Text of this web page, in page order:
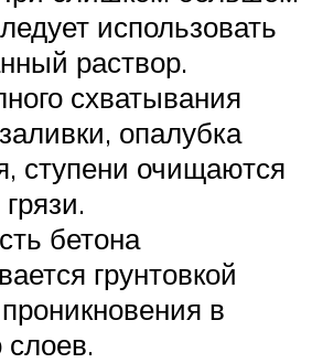
использовать
раствор.
схватывания
опалубка
ступени очищаются
бетона
грунтовкой
проникновения в
слоев.